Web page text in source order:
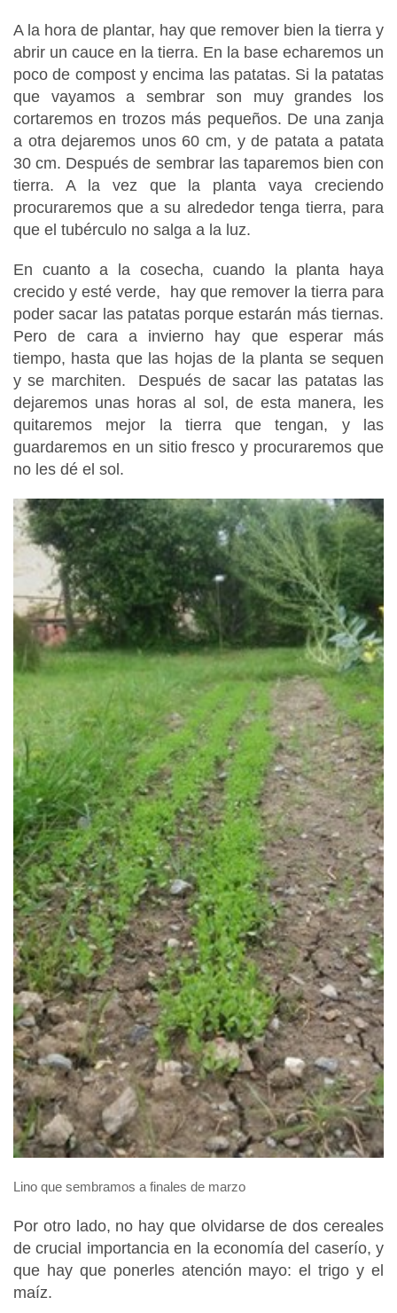
A la hora de plantar, hay que remover bien la tierra y
abrir un cauce en la tierra. En la base echaremos un
poco de compost y encima las patatas. Si la patatas
que vayamos a sembrar son muy grandes los
cortaremos en trozos más pequeños. De una zanja
a otra dejaremos unos 60 cm, y de patata a patata
30 cm. Después de sembrar las taparemos bien con
tierra. A la vez que la planta vaya creciendo
procuraremos que a su alrededor tenga tierra, para
que el tubérculo no salga a la luz.
En cuanto a la cosecha, cuando la planta haya
crecido y esté verde, hay que remover la tierra para
poder sacar las patatas porque estarán más tiernas.
Pero de cara a invierno hay que esperar más
tiempo, hasta que las hojas de la planta se sequen
y se marchiten. Después de sacar las patatas las
dejaremos unas horas al sol, de esta manera, les
quitaremos mejor la tierra que tengan, y las
guardaremos en un sitio fresco y procuraremos que
no les dé el sol.
Lino que sembramos a finales de marzo
Por otro lado, no hay que olvidarse de dos cereales
de crucial importancia en la economía del caserío, y
que hay que ponerles atención mayo: el trigo y el
maíz.